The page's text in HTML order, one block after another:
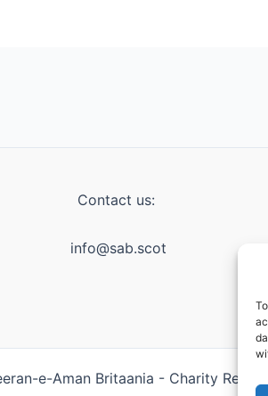
Contact us:
info@sab.scot
e-Aman Britaania - Charity